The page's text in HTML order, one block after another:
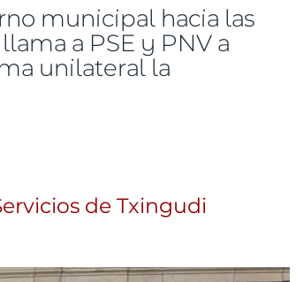
municipal hacia las
a PSE y PNV a
unilateral la
de Irun entorno a la Euskal Jira
de Txingudi